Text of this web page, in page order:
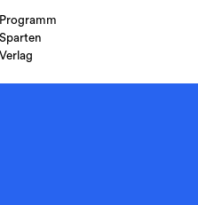
Programm
Sparten
Verlag